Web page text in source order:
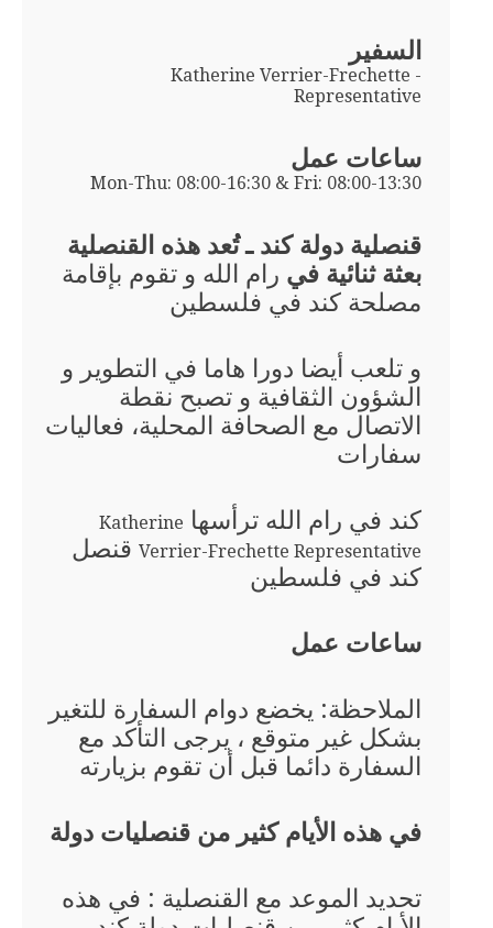
السفير
Katherine Verrier-Frechette -
Representative
ساعات عمل
Mon-Thu: 08:00-16:30 & Fri: 08:00-13:30
قنصلية دولة كند ـ تُعد هذه القنصلية
بعثة ثنائية في رام الله و تقوم بإقامة
مصلحة كند في فلسطين
و تلعب أيضا دورا هاما في التطوير و
الشؤون الثقافية و تصبح نقطة
الاتصال مع الصحافة المحلية، فعاليات
سفارات
كند في رام الله ترأسها Katherine
Verrier-Frechette Representativeقنصل
كند في فلسطين
ساعات عمل
الملاحظة: يخضع دوام السفارة للتغير
بشكل غير متوقع ، يرجى التأكد مع
السفارة دائما قبل أن تقوم بزيارته
في هذه الأيام كثير من قنصليات دولة
تحديد الموعد مع القنصلية : في هذه